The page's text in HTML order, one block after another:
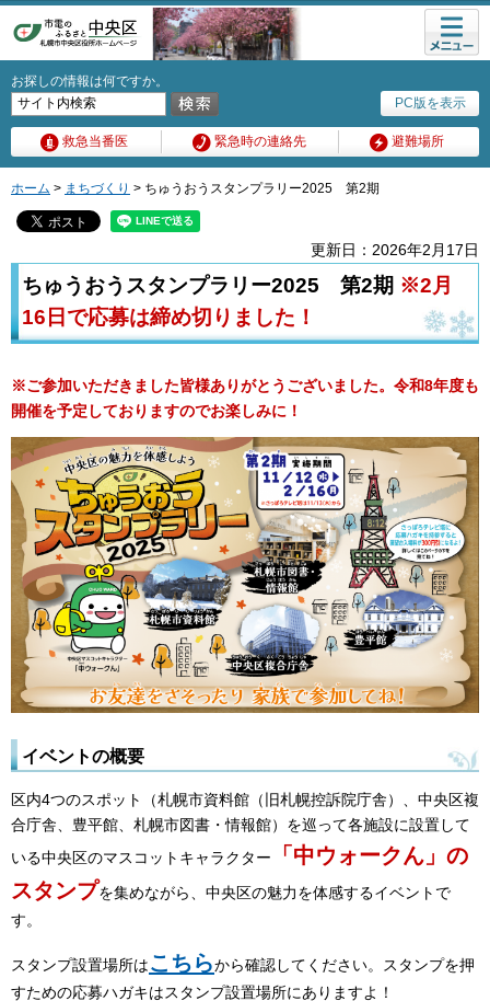
PC版を表示
お探しの情報は何ですか。
救急当番医 緊急時の連絡先 避難場所
メニュ
ー
ホーム > まちづくり > ちゅうおうスタンプラリー2025 第2期
更新日：2026年2月17日
ちゅうおうスタンプラリー2025 第2期 ※2月
16日で応募は締め切りました！
※ご参加いただきました皆様ありがとうございました。令和8年度も
開催を予定しておりますのでお楽しみに！
イベントの概要
区内4つのスポット（札幌市資料館（旧札幌控訴院庁舎）、中央区複
合庁舎、豊平館、札幌市図書・情報館）を巡って各施設に設置して
いる中央区のマスコットキャラクター
「中ウォークん」の
スタンプを集めながら、中央区の魅力を体感するイベントで
す。
スタンプ設置場所はこちらから確認してください。スタンプを押
すための応募ハガキはスタンプ設置場所にありますよ！